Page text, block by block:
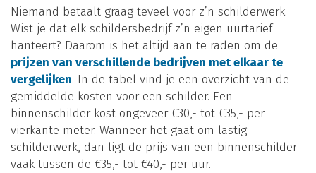
Niemand betaalt graag teveel voor z’n schilderwerk.
Wist je dat elk schildersbedrijf z’n eigen uurtarief
hanteert? Daarom is het altijd aan te raden om de
prijzen van verschillende bedrijven met elkaar te
vergelijken. In de tabel vind je een overzicht van de
gemiddelde kosten voor een schilder. Een
binnenschilder kost ongeveer €30,- tot €35,- per
vierkante meter. Wanneer het gaat om lastig
schilderwerk, dan ligt de prijs van een binnenschilder
vaak tussen de €35,- tot €40,- per uur.